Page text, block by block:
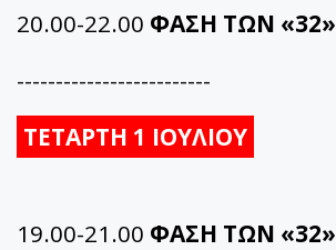
20.00-22.00 ΦΑΣΗ ΤΩΝ «32»
-------------------------
ΤΕΤΑΡΤΗ 1 ΙΟΥΛΙΟΥ
19.00-21.00 ΦΑΣΗ ΤΩΝ «32»